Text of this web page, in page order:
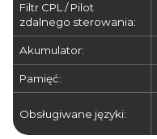
Filtr CPL / Pilot
zdalnego sterowania:
Akumulator:
Pamięć:
Obsługiwane języki: